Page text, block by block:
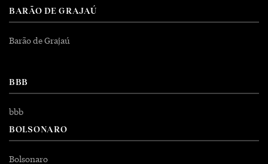
BARÃO DE GRAJAÚ
Barão de Grajaú
BBB
bbb
BOLSONARO
Bolsonaro